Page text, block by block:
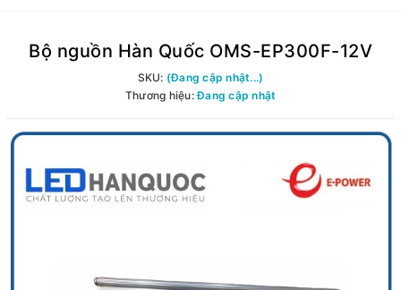
Bộ nguồn Hàn Quốc OMS-EP300F-12V
SKU: (Đang cập nhật...)
Thương hiệu:Đang cập nhật